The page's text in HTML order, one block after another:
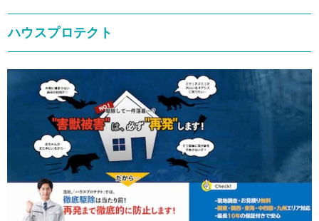
ハウスプロテクト